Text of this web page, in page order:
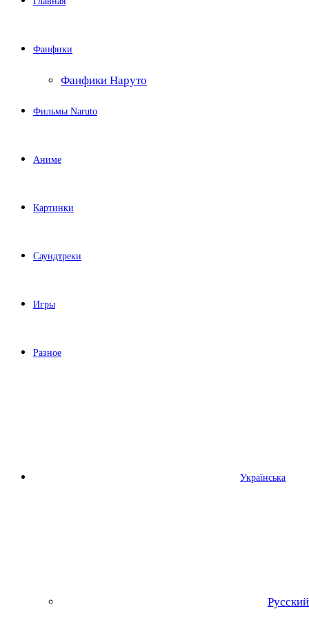
Фанфики
Фанфики Наруто
Фильмы Naruto
Аниме
Картинки
Саундтреки
Игры
Разное
Українська
Русский